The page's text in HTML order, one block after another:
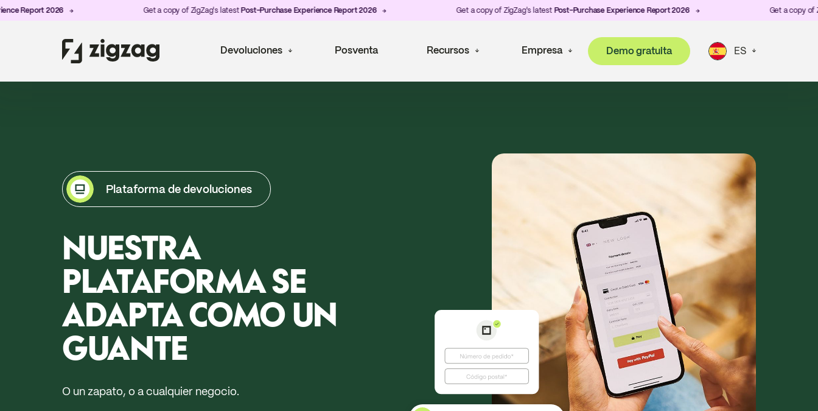
2026 Get a copy of ZigZag's latestPost-Purchase Experience Report 2026 Get a copy of ZigZag's latestPost-Purchase Experience Report 2026 Get a copy of
Devoluciones Posventa Recursos Empresa Demo gratuita ES
Plataforma de devoluciones
NUESTRA
PLATAFORMA SE
ADAPTA COMO UN
GUANTE
O un zapato, o a cualquier negocio.